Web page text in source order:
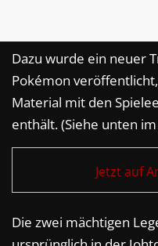
Dazu wurde ein neuer
Pokémon
Material mit den
enthält. (Siehe unten
Jetzt auf
Die zwei mächtigen